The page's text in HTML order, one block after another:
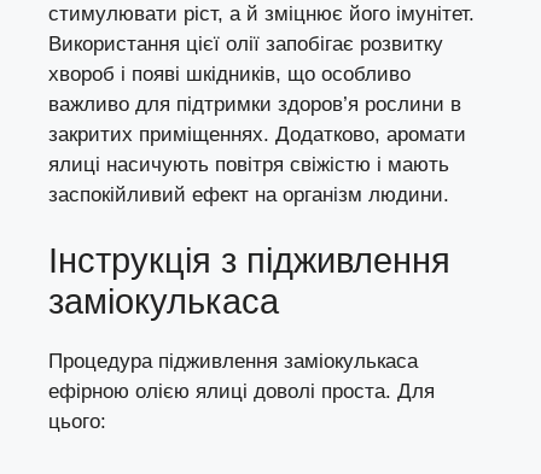
стимулювати ріст, а й зміцнює його імунітет.
Використання цієї олії запобігає розвитку
хвороб і появі шкідників, що особливо
важливо для підтримки здоров’я рослини в
закритих приміщеннях. Додатково, аромати
ялиці насичують повітря свіжістю і мають
заспокійливий ефект на організм людини.
Інструкція з підживлення
заміокулькаса
Процедура підживлення заміокулькаса
ефірною олією ялиці доволі проста. Для
цього: